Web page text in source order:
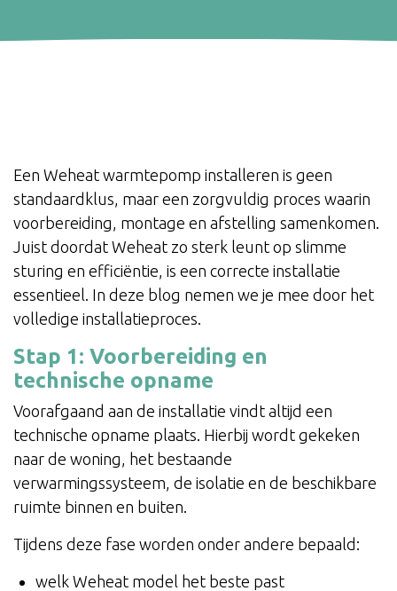
Een Weheat warmtepomp installeren is geen
standaardklus, maar een zorgvuldig proces waarin
voorbereiding, montage en afstelling samenkomen.
Juist doordat Weheat zo sterk leunt op slimme
sturing en efficiëntie, is een correcte installatie
essentieel. In deze blog nemen we je mee door het
volledige installatieproces.
Stap 1: Voorbereiding en
technische opname
Voorafgaand aan de installatie vindt altijd een
technische opname plaats. Hierbij wordt gekeken
naar de woning, het bestaande
verwarmingssysteem, de isolatie en de beschikbare
ruimte binnen en buiten.
Tijdens deze fase worden onder andere bepaald:
welk Weheat model het beste past